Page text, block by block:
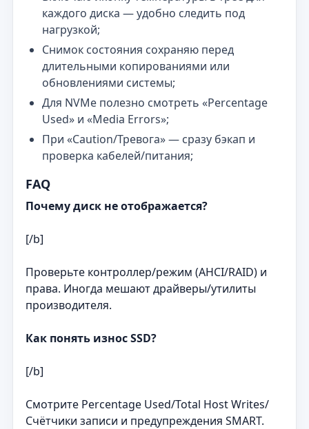
каждого диска — удобно следить под
нагрузкой;
Снимок состояния сохраняю перед
длительными копированиями или
обновлениями системы;
Для NVMe полезно смотреть «Percentage
Used» и «Media Errors»;
При «Caution/Тревога» — сразу бэкап и
проверка кабелей/питания;
FAQ
Почему диск не отображается?
[/b]
Проверьте контроллер/режим (AHCI/RAID) и
права. Иногда мешают драйверы/утилиты
производителя.
Как понять износ SSD?
[/b]
Смотрите Percentage Used/Total Host Writes/
Счётчики записи и предупреждения SMART.